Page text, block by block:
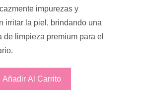
impurezas y
irritar la piel, brindando una
de limpieza premium para el
Añadir Al Carrito